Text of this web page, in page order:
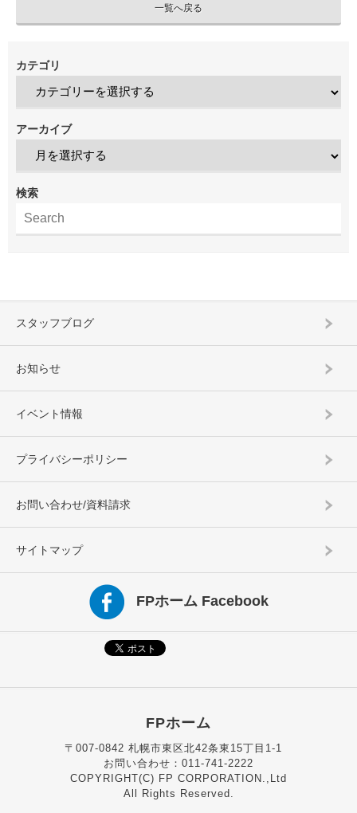
一覧へ戻る
カテゴリ
アーカイブ
検索
スタッフブログ
お知らせ
イベント情報
プライバシーポリシー
お問い合わせ/資料請求
サイトマップ
FPホーム Facebook
FPホーム
〒007-0842 札幌市東区北42条東15丁目1-1
お問い合わせ：011-741-2222
COPYRIGHT(C) FP CORPORATION.,Ltd
All Rights Reserved.